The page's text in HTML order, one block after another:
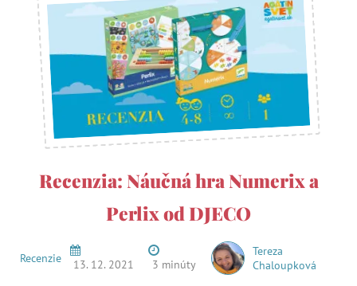
Recenzia: Náučná hra Numerix a
Perlix od DJECO
Recenzie 13. 12. 2021 3 minúty
Tereza
Chaloupková